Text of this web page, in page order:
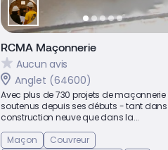
RCMA Maçonnerie
Aucun avis
Anglet (64600)
Avec plus de 730 projets de maçonnerie
soutenus depuis ses débuts - tant
construction neuve que dans la...
Maçon
Couvreur